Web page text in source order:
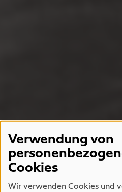
Verwendung von
Cookies
Wir verwenden Cookies und